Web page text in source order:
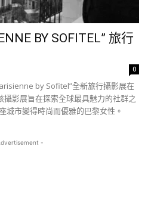
BY SOFITEL” 旅行
0
by Sofitel”全新旅行攝影展在
影展旨在探索全球最具魅力的社群之
城市變得時尚而優雅的巴黎女性。
-